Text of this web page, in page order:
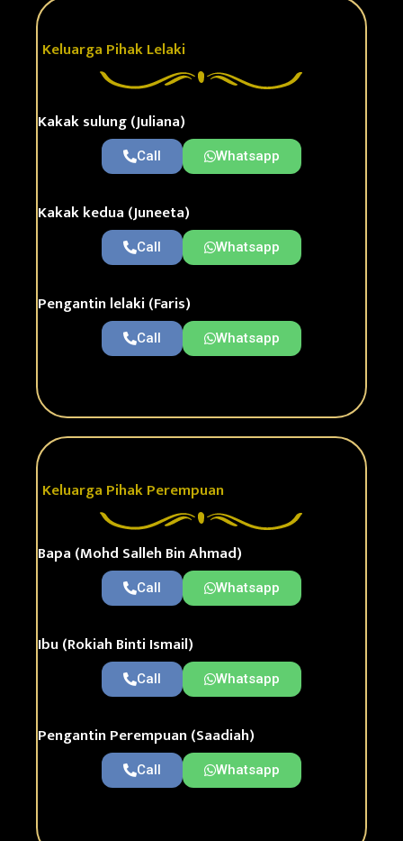
Keluarga Pihak Lelaki
Kakak sulung (Juliana)
Call Whatsapp
Kakak kedua (Juneeta)
Call Whatsapp
Pengantin lelaki (Faris)
Call Whatsapp
Keluarga Pihak Perempuan
Bapa (Mohd Salleh Bin Ahmad)
Call Whatsapp
Ibu (Rokiah Binti Ismail)
Call Whatsapp
Pengantin Perempuan (Saadiah)
Call Whatsapp